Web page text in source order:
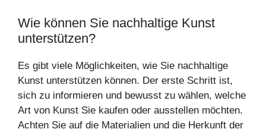
Wie können Sie nachhaltige Kunst
unterstützen?
Es gibt viele Möglichkeiten, wie Sie nachhaltige
Kunst unterstützen können. Der erste Schritt ist,
sich zu informieren und bewusst zu wählen, welche
Art von Kunst Sie kaufen oder ausstellen möchten.
Achten Sie auf die Materialien und die Herkunft der